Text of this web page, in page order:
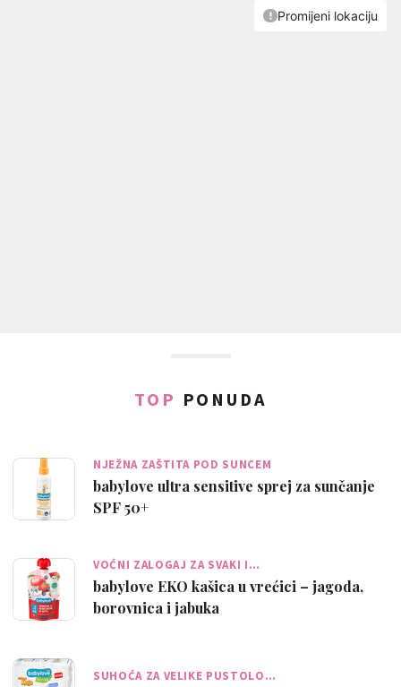
TOP PONUDA
NJEŽNA ZAŠTITA POD SUNCEM
babylove ultra sensitive sprej za sunčanje
SPF 50+
VOĆNI ZALOGAJ ZA SVAKI I…
babylove EKO kašica u vrećici – jagoda,
borovnica i jabuka
SUHOĆA ZA VELIKE PUSTOLO…